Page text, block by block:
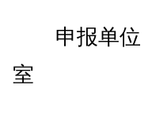
申报单位：
室